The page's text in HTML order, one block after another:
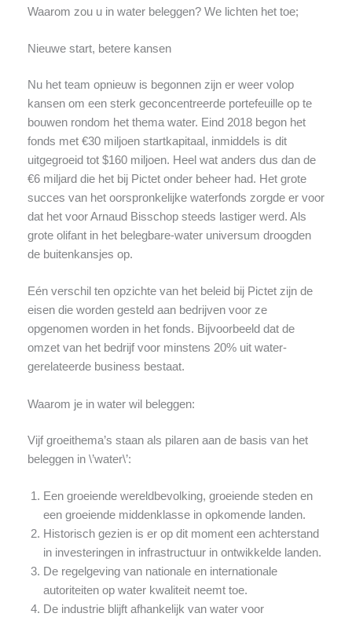
Waarom zou u in water beleggen? We lichten het toe;
Nieuwe start, betere kansen
Nu het team opnieuw is begonnen zijn er weer volop
kansen om een sterk geconcentreerde portefeuille op te
bouwen rondom het thema water. Eind 2018 begon het
fonds met €30 miljoen startkapitaal, inmiddels is dit
uitgegroeid tot $160 miljoen. Heel wat anders dus dan de
€6 miljard die het bij Pictet onder beheer had. Het grote
succes van het oorspronkelijke waterfonds zorgde er voor
dat het voor Arnaud Bisschop steeds lastiger werd. Als
grote olifant in het belegbare-water universum droogden
de buitenkansjes op.
Eén verschil ten opzichte van het beleid bij Pictet zijn de
eisen die worden gesteld aan bedrijven voor ze
opgenomen worden in het fonds. Bijvoorbeeld dat de
omzet van het bedrijf voor minstens 20% uit water-
gerelateerde business bestaat.
Waarom je in water wil beleggen:
Vijf groeithema’s staan als pilaren aan de basis van het
beleggen in \’water\’:
Een groeiende wereldbevolking, groeiende steden en
een groeiende middenklasse in opkomende landen.
Historisch gezien is er op dit moment een achterstand
in investeringen in infrastructuur in ontwikkelde landen.
De regelgeving van nationale en internationale
autoriteiten op water kwaliteit neemt toe.
De industrie blijft afhankelijk van water voor